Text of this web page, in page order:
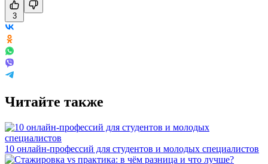
3
Читайте также
10 онлайн-профессий для студентов и молодых специалистов